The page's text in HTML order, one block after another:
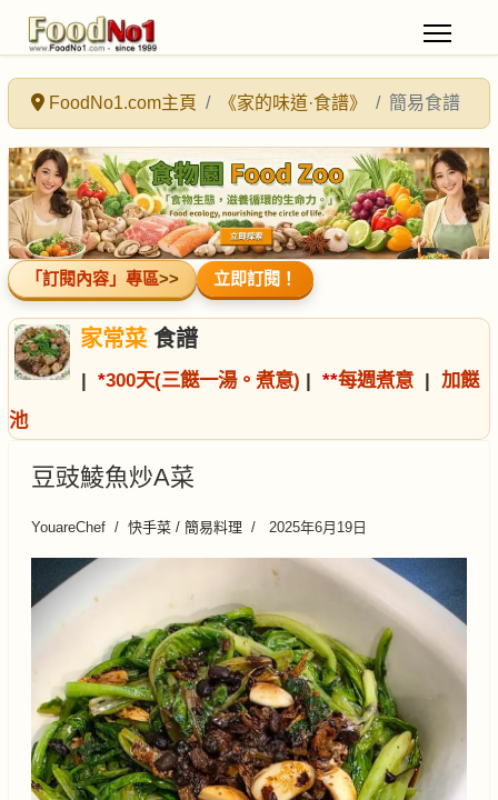
FoodNo1.com主頁 《家的味道·食譜》 簡易食譜
「訂閱內容」專區>> 立即訂閱！
家常菜食譜
| *300天(三餸一湯。煮意) | **每週煮意 | 加餸
池
豆豉鯪魚炒A菜
YouareChef 快手菜 / 簡易料理 2025年6月19日